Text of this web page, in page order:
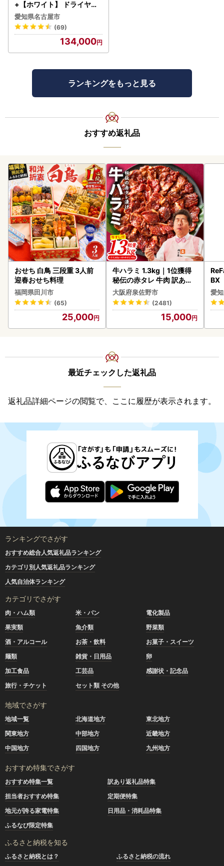
+【ホワイト】 ドライヤー
美容 家電 ドライヤー リフ
ァ
愛知県名古屋市
(69)
134,000
ランキングをもっと見る
おすすめ返礼品
おせち 白鳥 三段重 3人前
迎春おせち料理
福岡県田川市
(65)
25,000
牛ハラミ 1.3kg｜1位獲得
秘伝の赤タレ 牛肉 訳あり
焼肉 BBQ
大阪府泉佐野市
(2481)
15,000
BX
ー
ファ
愛
最近チェックした返礼品
返礼品詳細ページの閲覧で、ここに履歴が表示されます。
ランキングでさがす
おすすめ総合人気返礼品ランキング
カテゴリ別人気返礼品ランキング
人気自治体ランキング
カテゴリでさがす
肉・ハム類 米・パン
電化製品
果実類
魚介類
野菜類
酒・アルコール
お茶・飲料
お菓子・スイーツ
麺類
雑貨・日用品
卵
加工食品
工芸品
感謝状・記念品
旅行・チケット
セット類 その他
地域でさがす
地域一覧 北海道地方
東北地方
関東地方
中部地方
近畿地方
中国地方
四国地方 九州地方
おすすめ特集でさがす
おすすめ特集一覧
訳あり返礼品特集
担当者おすすめ特集
定期便特集
地元が誇る家電特集
日用品・消耗品特集
ふるなび限定特集
ふるさと納税を知る
ふるさと納税とは？
ふるさと納税の流れ